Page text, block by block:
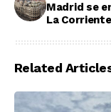
Madrid se
La Corriente
Related